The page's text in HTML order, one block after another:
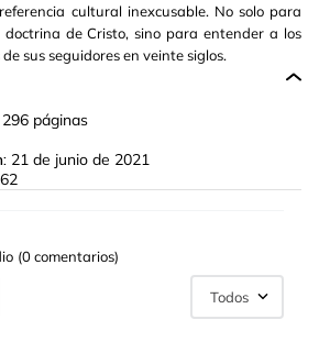
cultural inexcusable. No solo para
doctrina de Cristo, sino para entender a los
sus seguidores en veinte siglos.
296 páginas
21 de junio de 2021
(0 comentarios)
Todos